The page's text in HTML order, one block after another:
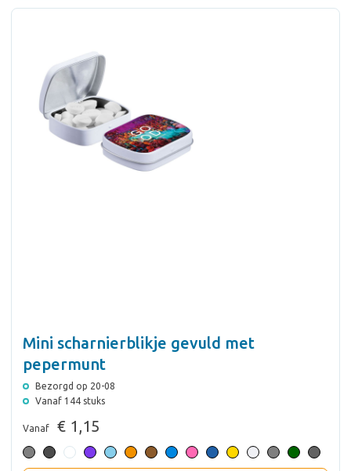
Mini scharnierblikje gevuld met
pepermunt
Bezorgd op 20-08
Vanaf 144 stuks
Vanaf € 1,15